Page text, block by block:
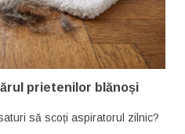
prietenilor blănoși
să scoți aspiratorul zilnic?